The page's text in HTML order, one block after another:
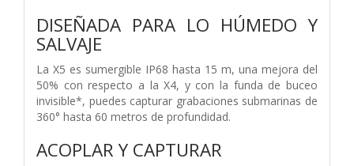
DISEÑADA PARA LO HÚMEDO Y
SALVAJE
La X5 es sumergible IP68 hasta 15 m, una mejora del
50% con respecto a la X4, y con la funda de buceo
invisible*, puedes capturar grabaciones submarinas de
360° hasta 60 metros de profundidad.
ACOPLAR Y CAPTURAR